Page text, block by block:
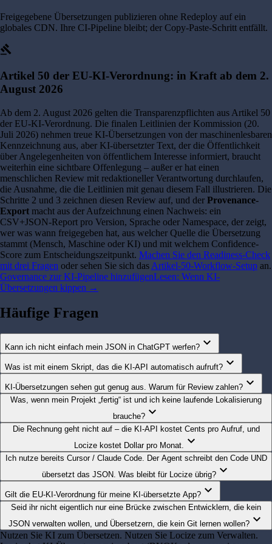
Freigegebene Übersetzungen publizieren ohne Redeploy auf ein
globales CDN. Ihre CI-Pipeline bleibt; der Copy-Paste-Schritt entfällt.
gavel
Artikel 50 der EU-KI-Verordnung: in Kraft ab dem 2.
August 2026
Ab dem 2. August 2026 gelten die Transparenzpflichten aus Artikel 50
der EU-KI-Verordnung. Die finalen Leitlinien der Kommission (20.
Juli 2026) nehmen treue KI-Übersetzungen von der maschinenlesbaren
Kennzeichnung aus, aber KI-übersetzter Text, der die Öffentlichkeit
über Angelegenheiten von öffentlichem Interesse informiert, braucht
weiterhin eine sichtbare Offenlegung – außer er hat einen
menschlichen Review mit redaktioneller Verantwortung durchlaufen,
die Ausnahme, die die Leitlinien mit genau diesem Fall illustrieren. Die
Schritte 2 und 3 zeichnen diesen Review auf, und der Provenance-
Export macht aus der Aufzeichnung einen Nachweis: ein
CSV+JSON-Report pro Version, Sprache oder Namespace, der zeigt,
wer was wann freigegeben hat, aus welcher Quelle die Übersetzung
stammt (Mensch, Maschine oder KI) und mit welchem Confidence-
Score zum Entscheidungszeitpunkt. Machen Sie den Readiness-Check
mit drei Fragen oder sehen Sie sich das Artikel-50-Workflow-Setup an.
Governance zur KI-Pipeline hinzufügenLesen: Wenn KI-
Übersetzungen kippen →
Häufige Fragen
Kann ich nicht einfach mein JSON in ChatGPT werfen? expand_more
Was ist mit einem Skript, das die KI-API automatisch aufruft? expand_more
KI-Übersetzungen sehen gut genug aus. Warum für Review zahlen? expand_more
Was, wenn mein Projekt „fertig“ ist und ich keine laufende Lokalisierung
brauche?expand_more
Die Rechnung geht nicht auf – die KI-API kostet Cents pro Aufruf, und
Locize kostet Dollar pro Monat. expand_more
Ich nutze bereits Cursor / Claude Code. Der Agent schreibt den Code UND
übersetzt das JSON. Was bleibt für Locize übrig?expand_more
Gilt die EU-KI-Verordnung für meine KI-übersetzte App? expand_more
Seid ihr nicht eigentlich nur eine Brücke zwischen Entwicklern, die kein
JSON verwalten wollen, und Übersetzern, die kein Git lernen wollen?expand_more
Nutzen Sie KI zum Übersetzen. Nutzen Sie Locize zum Verwalten.